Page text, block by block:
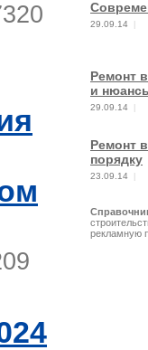
29.09.14
Ремонт
и
29.09.14
Ремонт
порядку
23.09.14
рекламную